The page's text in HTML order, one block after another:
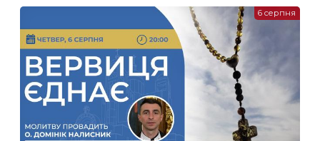
6 серпня